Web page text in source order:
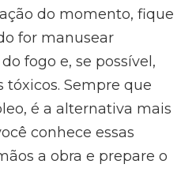
do momento, fique
for manusear
fogo e, se possível,
Sempre que
é a alternativa mais
conhece essas
a obra e prepare o